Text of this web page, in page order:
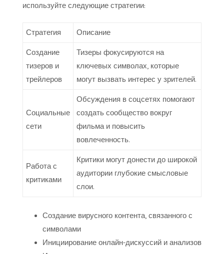
используйте следующие стратегии:
Стратегия Описание
Создание
тизеров и
трейлеров
Тизеры фокусируются на
ключевых символах, которые
могут вызвать интерес у зрителей.
Социальные
сети
Обсуждения в соцсетях помогают
создать сообщество вокруг
фильма и повысить
вовлеченность.
Работа с
критиками
Критики могут донести до широкой
аудитории глубокие смысловые
слои.
Создание вирусного контента, связанного с
символами
Инициирование онлайн-дискуссий и анализов